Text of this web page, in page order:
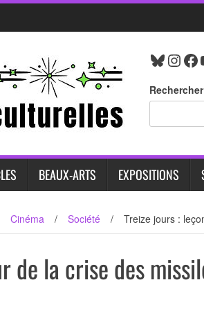
Rechercher
BEAUX-ARTS EXPOSITIONS
Cinéma / Société / Treize jours :
de la crise des